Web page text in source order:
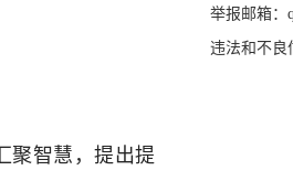
聚智慧，提出提
举报邮箱：
违法和不良